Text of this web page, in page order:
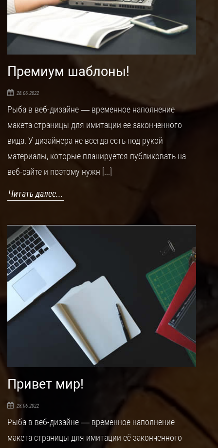
Премиум шаблоны!
28.06.2022
Рыба в веб-дизайне — временное наполнение
макета страницы для имитации её законченного
вида. У дизайнера не всегда есть под рукой
материалы, которые планируется публиковать на
веб-сайте и поэтому нужн [...]
Читать далее...
Привет мир!
28.06.2022
Рыба в веб-дизайне — временное наполнение
макета страницы для имитации её законченного